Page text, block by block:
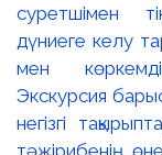
суретшімен
дүниеге келу
мен
Экскурсия
негізгі
тәжірибенің